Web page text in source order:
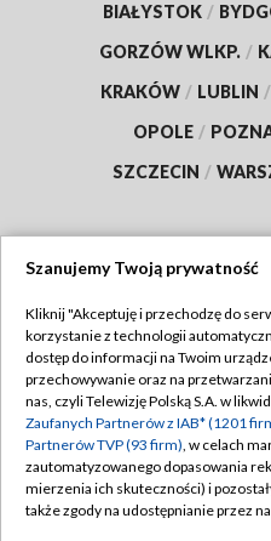
BIAŁYSTOK /
GORZÓW WLKP. /
KRAKÓW / LUBLIN /
OPOLE /
SZCZECIN /
Abonament TVP
Emisja w TVP
Centrum informacji TVP
Naziemna Telewizja
Polityka
Szanujemy Twoją prywatność
Kliknij "Akceptuję i przechodzę do
korzystanie z technologii
dostęp do informacji na Twoim
przechowywanie oraz na
nas, czyli Telewizję Polską S.A. w
Zaufanych Partnerów z IAB* (1201
Partnerów TVP (93 firm), w celach
zautomatyzowanego dopasowania
mierzenia ich skuteczności) i
także zgody na udostępnianie przez